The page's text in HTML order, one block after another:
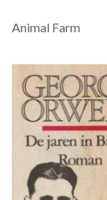
Animal Farm